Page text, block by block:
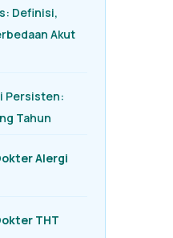
Definisi,
Akut
Persisten:
Tahun
Alergi
THT